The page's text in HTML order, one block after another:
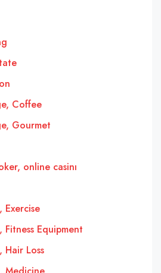
Coffee
Gourmet
online casinı
Exercise
Fitness Equipment
Hair Loss